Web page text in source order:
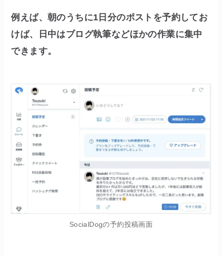
例えば、朝のうちに1日分のポストを予約してお
けば、日中はブログ執筆などほかの作業に集中
できます。
SocialDogの予約投稿画面